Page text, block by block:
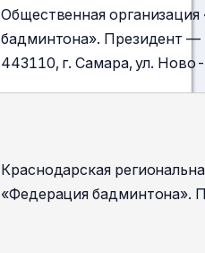
Общественная
бадминтона». Президент
443110, г. Самара, ул.
Краснодарская
«Федерация бадминтона».